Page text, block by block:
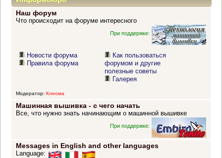
Наш форум
Что происходит на форуме интересного
При поддержке:
Новости форума
Правила форума
Как пользоваться
форумом и другие
полезные советы
Галерея
Модератор: Клеома
Машинная вышивка - с чего начать
Все, что нужно знать начинающим о машинной вышивке
При поддержке:
Messages in English and other languages
Language: